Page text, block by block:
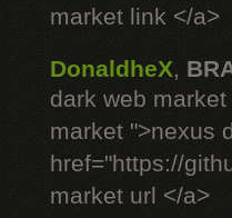
market link </a>
DonaldheX,
dark web
market ">nexus
href="https://
market url </a>